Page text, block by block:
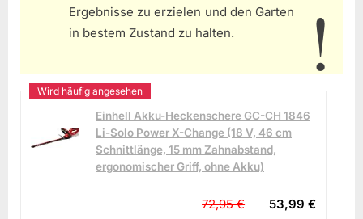
Ergebnisse zu erzielen und den Garten
in bestem Zustand zu halten.
Einhell Akku-Heckenschere GC-CH 1846
Li-Solo Power X-Change (18 V, 46 cm
Schnittlänge, 15 mm Zahnabstand,
ergonomischer Griff, ohne Akku)
53,99 €
72,95 €